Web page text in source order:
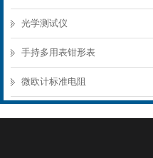
光学测试仪
手持多用表钳形表
微欧计标准电阻